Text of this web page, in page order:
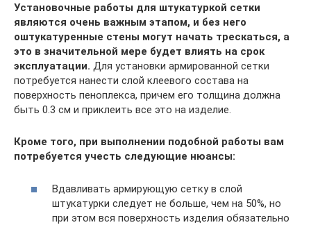
Установочные работы для штукатуркой сетки
являются очень важным этапом, и без него
оштукатуренные стены могут начать трескаться, а
это в значительной мере будет влиять на срок
эксплуатации. Для установки армированной сетки
потребуется нанести слой клеевого состава на
поверхность пеноплекса, причем его толщина должна
быть 0.3 см и приклеить все это на изделие.
Кроме того, при выполнении подобной работы вам
потребуется учесть следующие нюансы:
Вдавливать армирующую сетку в слой
штукатурки следует не больше, чем на 50%, но
при этом вся поверхность изделия обязательно